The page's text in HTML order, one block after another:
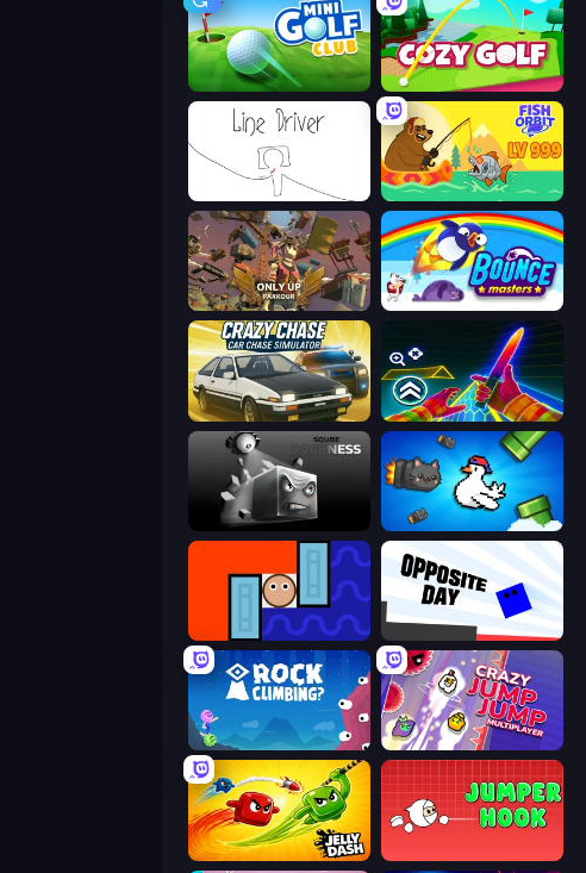
Mini Golf Club Cozy Golf
Fish Orbit
Only Up: Parkour Bouncemasters
Crazy Chase - Car Chase Simulator Surf GO Parkour
Sqube Darkness Honk
Lava and Aqua Opposite Day
Rock Climbing? Crazy Jump Jump Multiplayer
Jelly Dash